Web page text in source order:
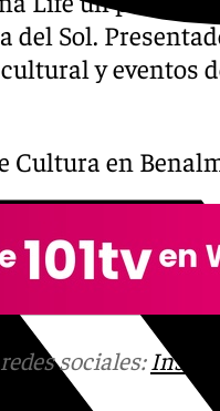
del Sol.
y eventos
Cultura en
sociales: